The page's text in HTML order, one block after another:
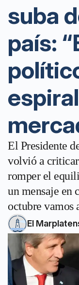
suba
país:
El Presidente
volvió a
romper el
un mensaje en
octubre vamos
El